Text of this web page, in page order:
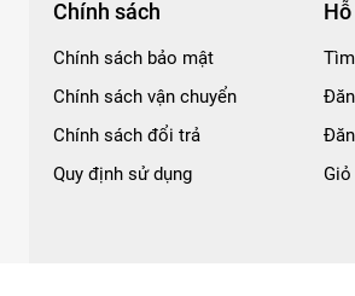
Chính sách
Chính sách bảo mật
Chính sách vận chuyển
Chính sách đổi trả
Quy định sử dụng
Giỏ